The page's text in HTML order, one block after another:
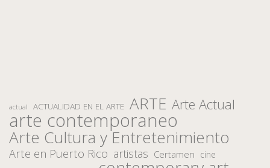
actual ACTUALIDAD EN EL ARTE ARTE Arte Actual
arte contemporaneo
Arte Cultura y Entretenimiento
Arte en Puerto Rico artistas Certamen cine